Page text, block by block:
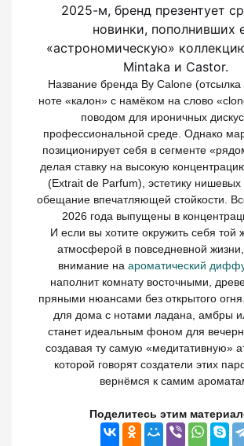
2025-м, бренд презентует
новинки, пополнивших
«астрономическую»
Mintaka и Castor.
Название бренда By Calone (отсылка
ноте «калон» с намёком на слово
поводом для ироничных
профессиональной среде. Однако
позиционирует себя в сегменте
делая ставку на высокую
(Extrait de Parfum), эстетику
обещание впечатляющей стойкости.
2026 года выпущены в
И если вы хотите окружить себя той
атмосферой в повседневной
внимание на ароматический
наполнит комнату восточными,
пряными нюансами без открытого
для дома с нотами ладана, амбры
станет идеальным фоном для
создавая ту самую «медитативную»
которой говорят создатели этих
вернёмся к самим
Поделитесь этим